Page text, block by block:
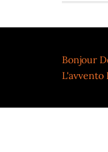
Bonjour
L'avvento